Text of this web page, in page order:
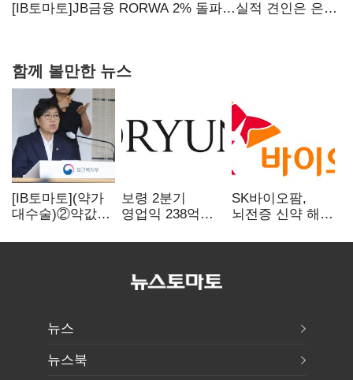
[IB토마토]JB금융 RORWA 2% 돌파…실적 견인은 은행
함께 볼만한 뉴스
[IB토마토](약가
대수술)②약값
축소…제약업계
보령 2분기
영업익 238억…
SK바이오팜,
뇌전증 신약 해외
차세대 신약 개발
뉴스
뉴스북